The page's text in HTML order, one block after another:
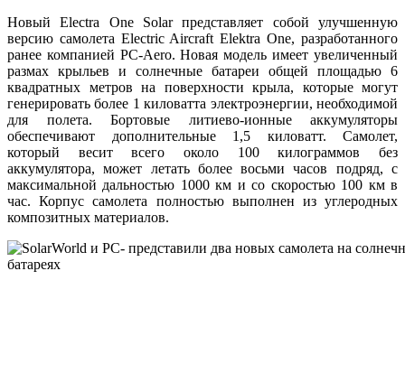
Новый Electra One Solar представляет собой улучшенную
версию самолета Electric Aircraft Elektra One, разработанного
ранее компанией PC-Aero. Новая модель имеет увеличенный
размах крыльев и солнечные батареи общей площадью 6
квадратных метров на поверхности крыла, которые могут
генерировать более 1 киловатта электроэнергии, необходимой
для полета. Бортовые литиево-ионные аккумуляторы
обеспечивают дополнительные 1,5 киловатт. Самолет,
который весит всего около 100 килограммов без
аккумулятора, может летать более восьми часов подряд, с
максимальной дальностью 1000 км и со скоростью 100 км в
час. Корпус самолета полностью выполнен из углеродных
композитных материалов.